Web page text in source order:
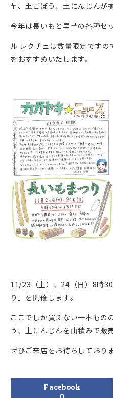
芋、土ごぼう、土にんじんが
今年は長いもと里芋の各種セ
ル レクチェは数量限定です
をおすすめいたします。
11/23（土）、24（日）8時
り」を開催します。
ここでしか買えない一本もの
う、土にんじんを山積みで販
ぜひご来店をお待ちしておりま
Facebook